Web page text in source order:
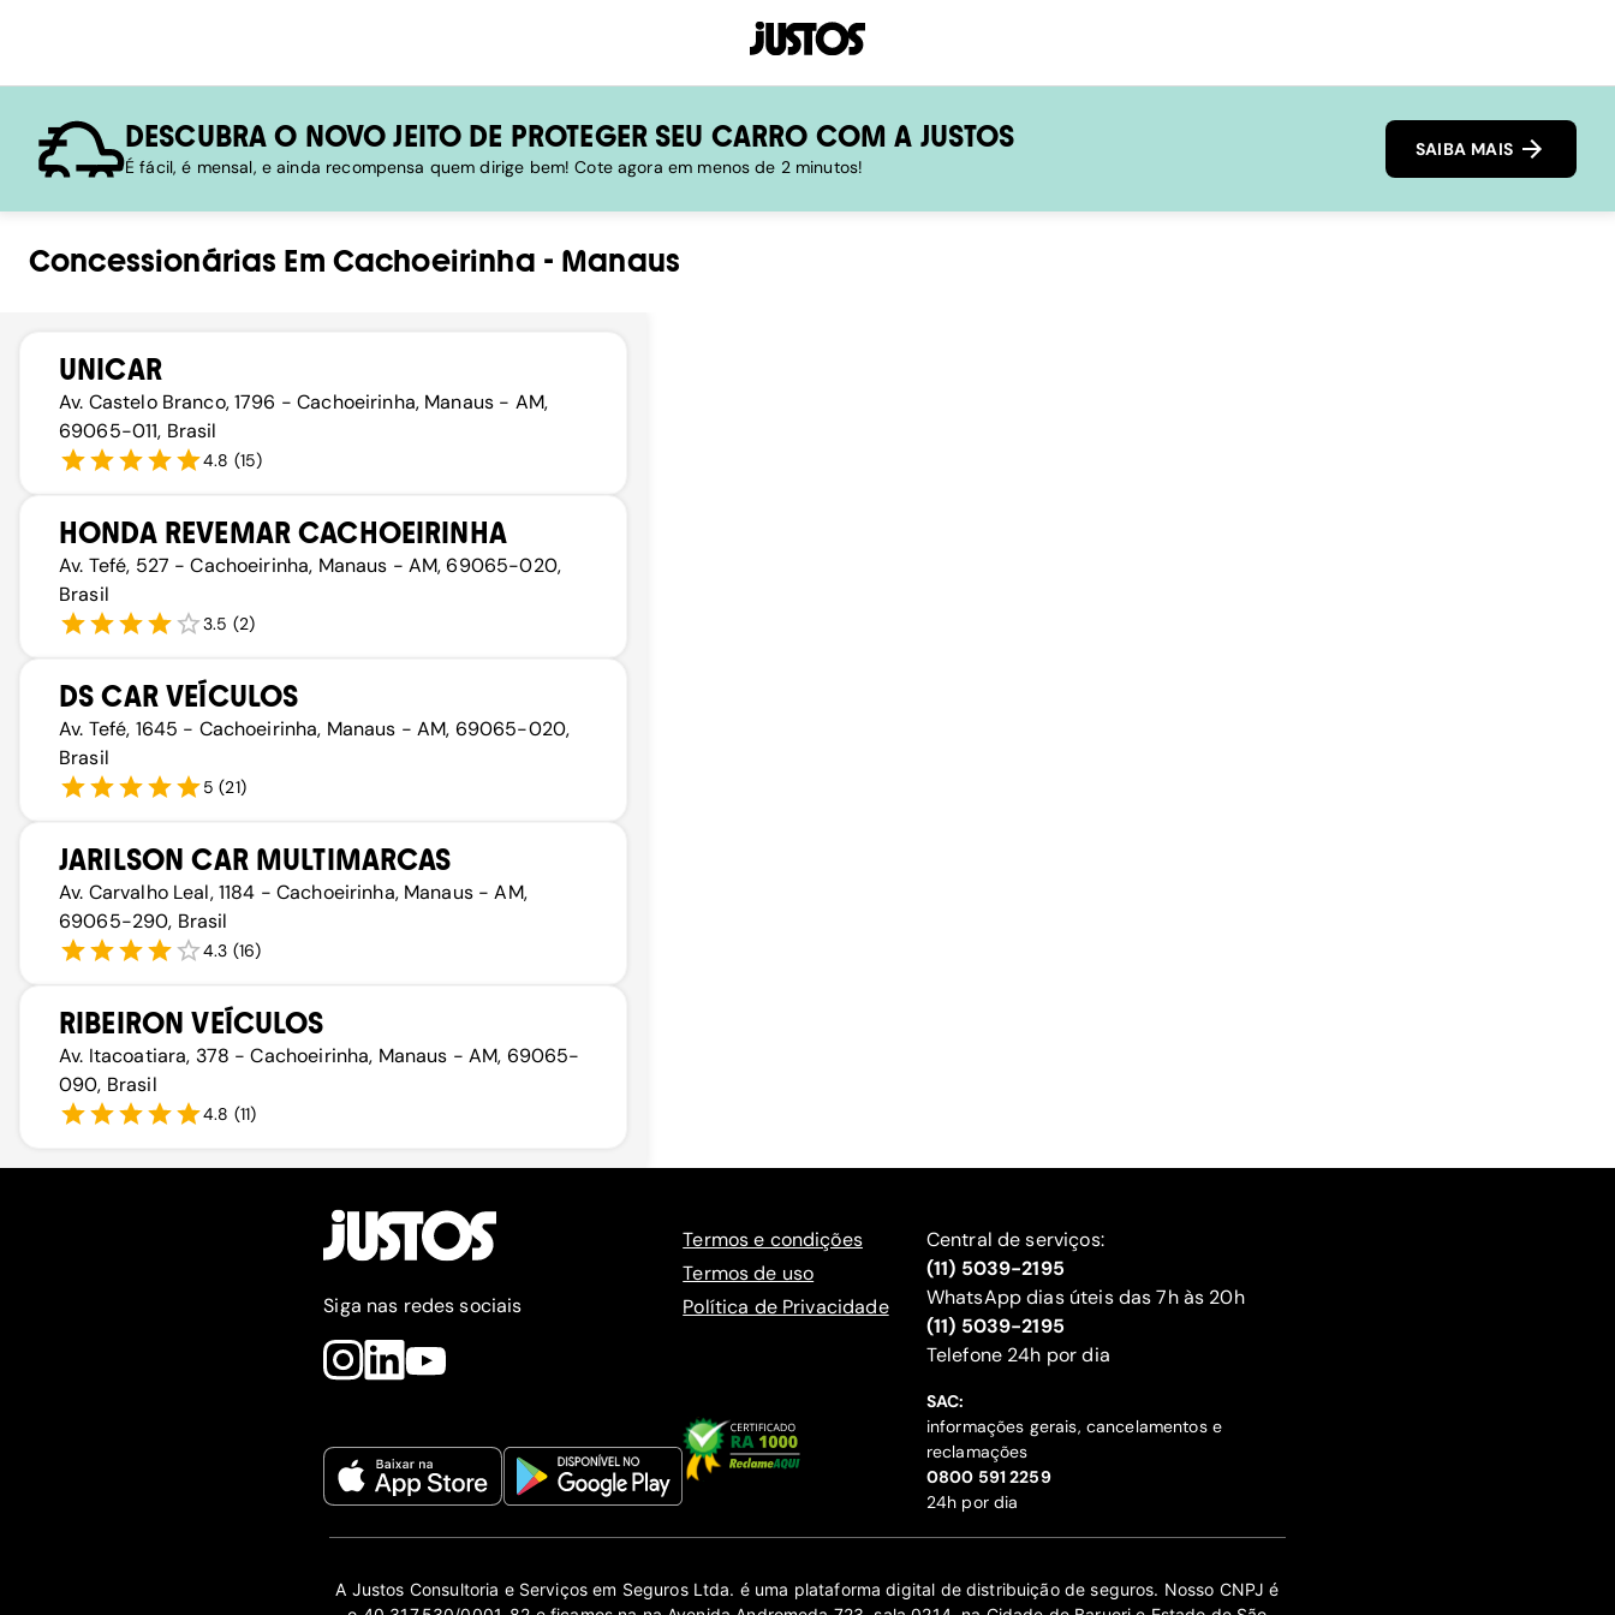
DESCUBRA O NOVO JEITO DE PROTEGER SEU CARRO COM A JUSTOS
É fácil, é mensal, e ainda recompensa quem dirige bem! Cote agora em menos de 2 minutos!
SAIBA MAIS
Concessionárias Em Cachoeirinha - Manaus
UNICAR
Av. Castelo Branco, 1796 - Cachoeirinha, Manaus - AM,
69065-011, Brasil
4.8 (15)
HONDA REVEMAR CACHOEIRINHA
Av. Tefé, 527 - Cachoeirinha, Manaus - AM, 69065-020,
Brasil
3.5 (2)
DS CAR VEÍCULOS
Av. Tefé, 1645 - Cachoeirinha, Manaus - AM, 69065-020,
Brasil
5 (21)
JARILSON CAR MULTIMARCAS
Av. Carvalho Leal, 1184 - Cachoeirinha, Manaus - AM,
69065-290, Brasil
4.3 (16)
RIBEIRON VEÍCULOS
Av. Itacoatiara, 378 - Cachoeirinha, Manaus - AM, 69065-
090, Brasil
4.8 (11)
Siga nas redes sociais
Termos e condições
Termos de uso
Política de Privacidade
Central de serviços:
(11) 5039-2195
WhatsApp dias úteis das 7h às 20h
(11) 5039-2195
‍Telefone 24h por dia
SAC:
informações gerais, cancelamentos e
reclamações
‍0800 591 2259
24h por dia
A Justos Consultoria e Serviços em Seguros Ltda. é uma plataforma digital de distribuição de seguros. Nosso CNPJ é